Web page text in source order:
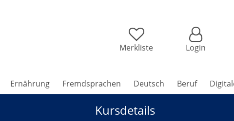
Merkliste Login
Ernährung Fremdsprachen Deutsch Beruf
Kursdetails